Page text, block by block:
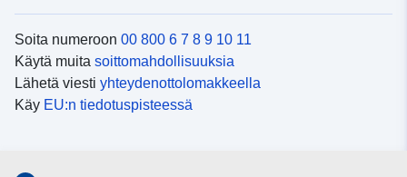
Soita numeroon 00 800 6 7 8 9 10 11
Käytä muita soittomahdollisuuksia
Lähetä viesti yhteydenottolomakkeella
Käy EU:n tiedotuspisteessä